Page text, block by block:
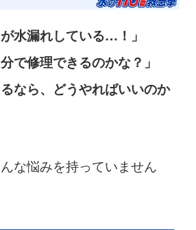
水漏れしている…！」
で修理できるのかな？」
るなら、どうやればいいのか
な悩みを持っていません